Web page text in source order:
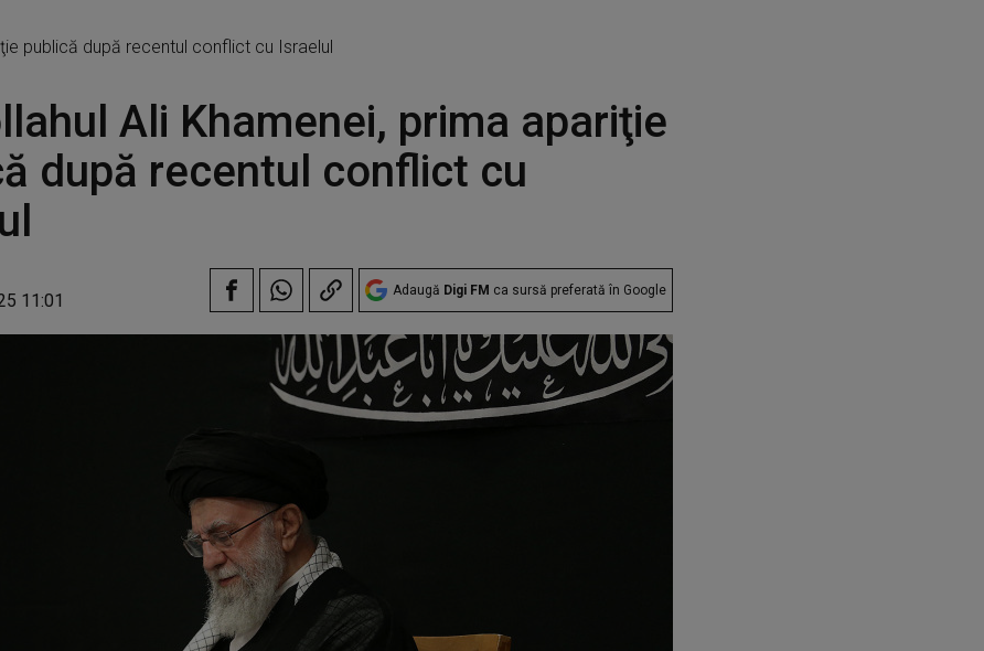
publică după recentul conflict cu Israelul
Ali Khamenei, prima apariţie
după recentul conflict cu
11:01 Adaugă Digi FM ca sursă preferată în Google